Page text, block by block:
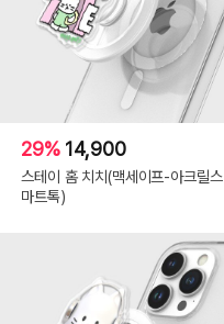
29% 14,900
스테이 홈 치치(맥세이프-아크릴스
마트톡)